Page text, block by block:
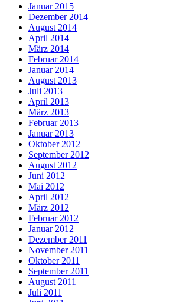
Januar 2015
Dezember 2014
August 2014
April 2014
März 2014
Februar 2014
Januar 2014
August 2013
Juli 2013
April 2013
März 2013
Februar 2013
Januar 2013
Oktober 2012
September 2012
August 2012
Juni 2012
Mai 2012
April 2012
März 2012
Februar 2012
Januar 2012
Dezember 2011
November 2011
Oktober 2011
September 2011
August 2011
Juli 2011